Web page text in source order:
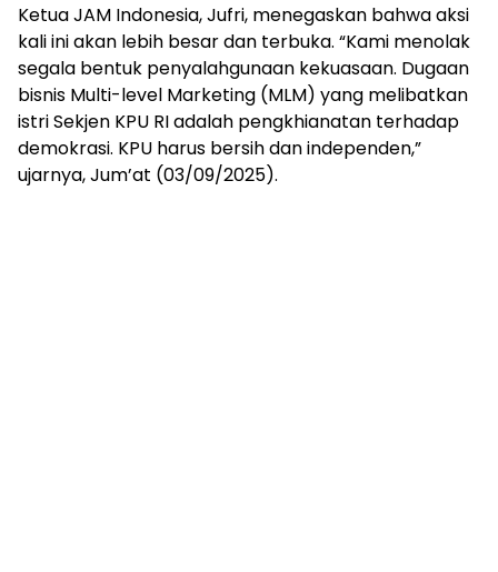
Ketua JAM Indonesia, Jufri, menegaskan bahwa aksi
kali ini akan lebih besar dan terbuka. “Kami menolak
segala bentuk penyalahgunaan kekuasaan. Dugaan
bisnis Multi-level Marketing (MLM) yang melibatkan
istri Sekjen KPU RI adalah pengkhianatan terhadap
demokrasi. KPU harus bersih dan independen,”
ujarnya, Jum’at (03/09/2025).